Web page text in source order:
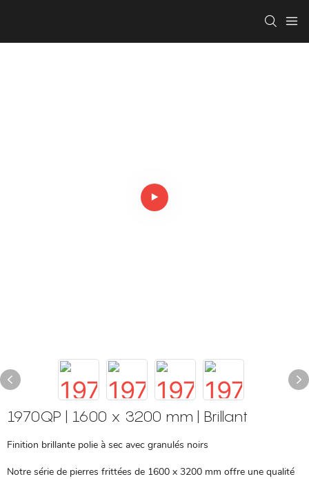
1970QP | 1600 x 3200 mm | Brillant
Finition brillante polie à sec avec granulés noirs
Notre série de pierres frittées de 1600 x 3200 mm offre une qualité